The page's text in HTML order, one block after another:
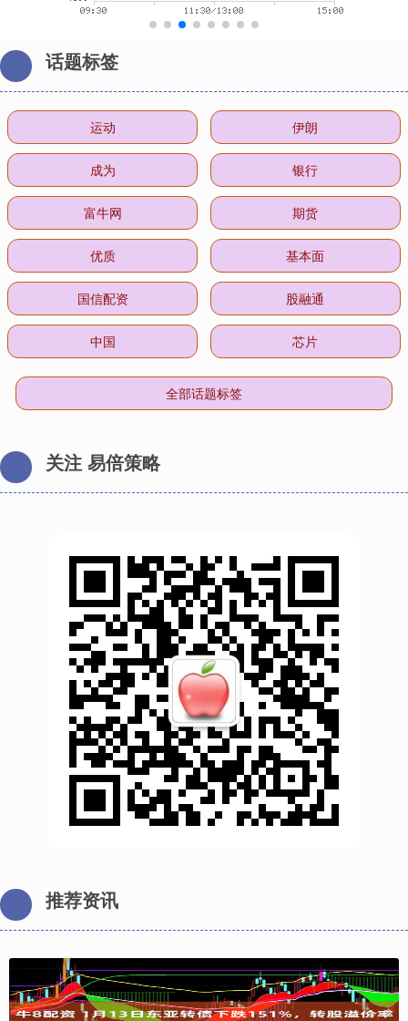
话题标签
运动 伊朗
成为 银行
富牛网 期货
优质 基本面
国信配资 股融通
中国 芯片
全部话题标签
关注 易倍策略
推荐资讯